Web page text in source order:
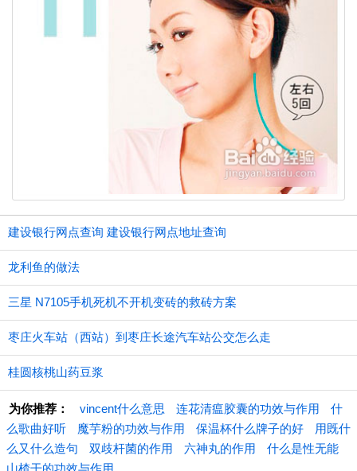
建设银行网点查询 建设银行网点地址查询
龙利鱼的做法
三星 N7105手机死机不开机变砖的救砖方案
枣庄火车站（西站）到枣庄长途汽车站公交怎么走
桂圆核桃山药豆浆
为你推荐： vincent什么意思 连花清瘟胶囊的功效与作用
什
么歌曲好听
魔芋粉的功效与作用 保温杯什么牌子的好
用既什
么又什么造句
双歧杆菌的作用 六神丸的作用
什么是性无能